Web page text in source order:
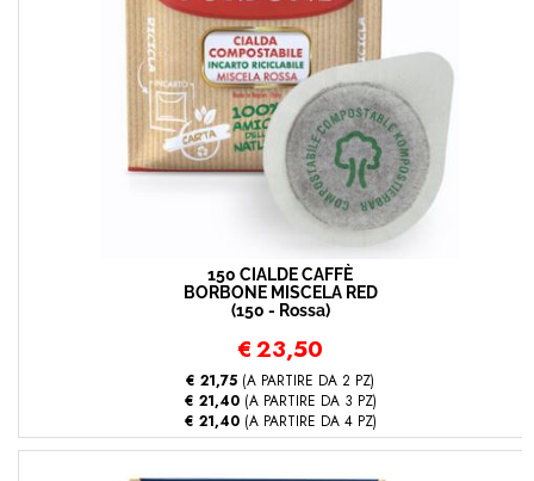
150 CIALDE CAFFÈ
BORBONE MISCELA RED
(150 - Rossa)
€23,50
€ 21,75 (A PARTIRE DA 2 PZ)
€ 21,40(A PARTIRE DA 3 PZ)
€ 21,40(A PARTIRE DA 4 PZ)